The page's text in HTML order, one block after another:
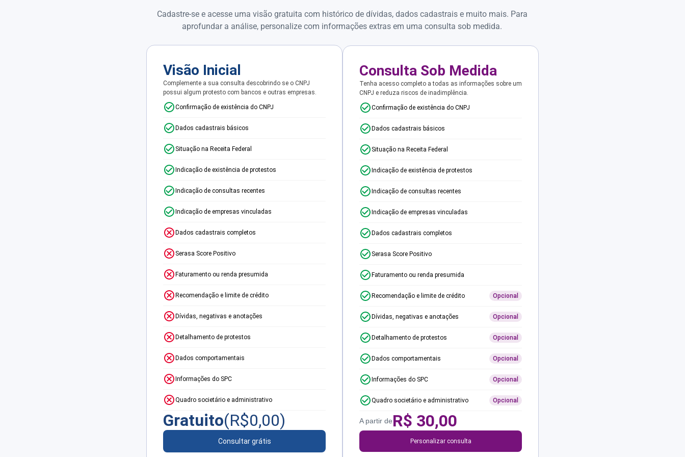
Cadastre-se e acesse uma visão gratuita com histórico de dívidas, dados cadastrais e muito mais. Para
aprofundar a análise, personalize com informações extras em uma consulta sob medida.
Visão Inicial
Complemente a sua consulta descobrindo se o CNPJ
possui algum protesto com bancos e outras empresas.
Confirmação de existência do CNPJ
Dados cadastrais básicos
Situação na Receita Federal
Indicação de existência de protestos
Indicação de consultas recentes
Indicação de empresas vinculadas
Dados cadastrais completos
Serasa Score Positivo
Faturamento ou renda presumida
Recomendação e limite de crédito
Dívidas, negativas e anotações
Detalhamento de protestos
Dados comportamentais
Informações do SPC
Quadro societário e administrativo
Gratuito(R$0,00)
Consultar grátis
Consulta Sob Medida
Tenha acesso completo a todas as informações sobre um
CNPJ e reduza riscos de inadimplência.
Confirmação de existência do CNPJ
Dados cadastrais básicos
Situação na Receita Federal
Indicação de existência de protestos
Indicação de consultas recentes
Indicação de empresas vinculadas
Dados cadastrais completos
Serasa Score Positivo
Faturamento ou renda presumida
Recomendação e limite de crédito Opcional
Dívidas, negativas e anotações Opcional
Detalhamento de protestos Opcional
Dados comportamentais Opcional
Informações do SPC Opcional
Quadro societário e administrativo Opcional
A partir deR$ 30,00
Personalizar consulta